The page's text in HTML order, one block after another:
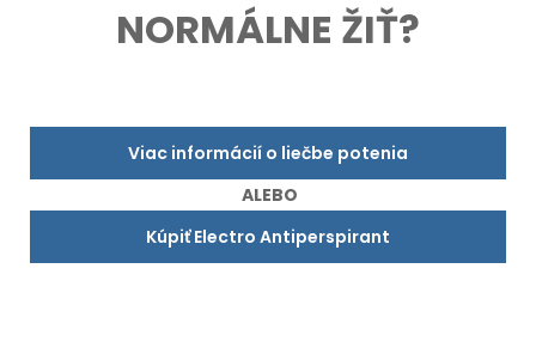
NORMÁLNE ŽIŤ?
Viac informácií o liečbe potenia
ALEBO
Kúpiť Electro Antiperspirant